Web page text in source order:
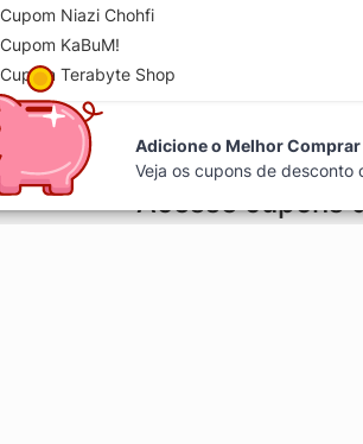
Cupom Niazi Chohfi
Cupom KaBuM!
Cupom Terabyte Shop
Acesse cupons
Adicione o Melhor
Veja os cupons de desconto